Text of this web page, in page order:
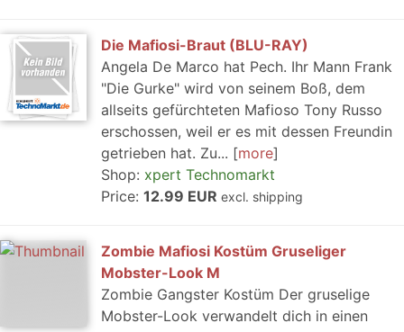
Die Mafiosi-Braut (BLU-RAY)
Angela De Marco hat Pech. Ihr Mann Frank
"Die Gurke" wird von seinem Boß, dem
allseits gefürchteten Mafioso Tony Russo
erschossen, weil er es mit dessen Freundin
getrieben hat. Zu...
more
Shop: xpert Technomarkt
Price: 12.99 EUR excl. shipping
Zombie Mafiosi Kostüm Gruseliger
Mobster-Look M
Zombie Gangster Kostüm Der gruselige
Mobster-Look verwandelt dich in einen